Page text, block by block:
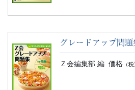
グレードアップ問
Ｚ会編集部 編 価格（税